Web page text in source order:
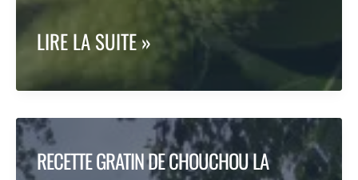
RECETTE
BOULETTE
FRUIT
À
LIRE LA SUITE »
RECETTE GRATIN DE CHOUCHOU LA